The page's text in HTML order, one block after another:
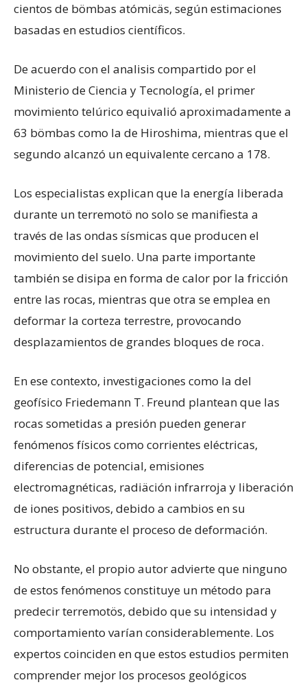
cientos de bömbas atómicäs, según estimaciones
basadas en estudios científicos.
De acuerdo con el analisis compartido por el
Ministerio de Ciencia y Tecnología, el primer
movimiento telúrico equivalió aproximadamente a
63 bömbas como la de Hiroshima, mientras que el
segundo alcanzó un equivalente cercano a 178.
Los especialistas explican que la energía liberada
durante un terremotö no solo se manifiesta a
través de las ondas sísmicas que producen el
movimiento del suelo. Una parte importante
también se disipa en forma de calor por la fricción
entre las rocas, mientras que otra se emplea en
deformar la corteza terrestre, provocando
desplazamientos de grandes bloques de roca.
En ese contexto, investigaciones como la del
geofísico Friedemann T. Freund plantean que las
rocas sometidas a presión pueden generar
fenómenos físicos como corrientes eléctricas,
diferencias de potencial, emisiones
electromagnéticas, radiäción infrarroja y liberación
de iones positivos, debido a cambios en su
estructura durante el proceso de deformación.
No obstante, el propio autor advierte que ninguno
de estos fenómenos constituye un método para
predecir terremotös, debido que su intensidad y
comportamiento varían considerablemente. Los
expertos coinciden en que estos estudios permiten
comprender mejor los procesos geológicos